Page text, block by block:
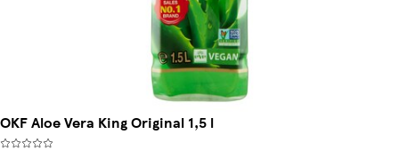
OKF Aloe Vera King Original 1,5 l